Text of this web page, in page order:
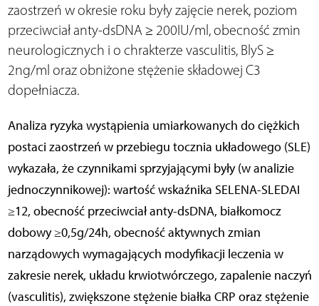
zaostrzeń w okresie roku były zajęcie nerek, poziom
przeciwciał anty-dsDNA ≥ 200IU/ml, obecność zmin
neurologicznych i o chrakterze vasculitis, BlyS ≥
2ng/ml oraz obniżone stężenie składowej C3
dopełniacza.
Analiza ryzyka wystąpienia umiarkowanych do ciężkich
postaci zaostrzeń w przebiegu tocznia układowego (SLE)
wykazała, że czynnikami sprzyjającymi były (w analizie
jednoczynnikowej): wartość wskaźnika SELENA-SLEDAI
≥12, obecność przeciwciał anty-dsDNA, białkomocz
dobowy ≥0,5g/24h, obecność aktywnych zmian
narządowych wymagających modyfikacji leczenia w
zakresie nerek, układu krwiotwórczego, zapalenie naczyń
(vasculitis), zwiększone stężenie białka CRP oraz stężenie